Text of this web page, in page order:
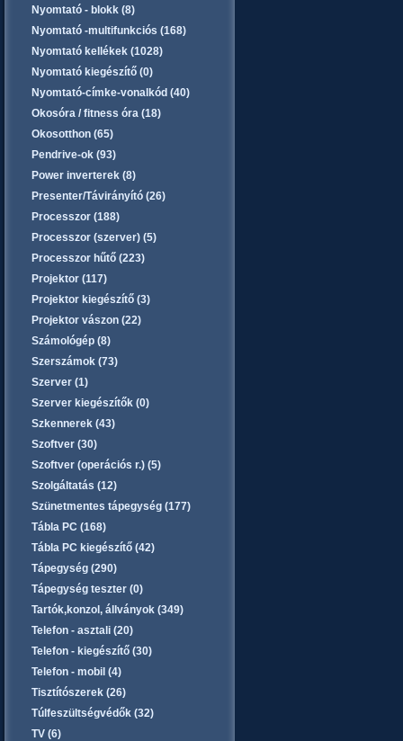
Nyomtató - blokk (8)
Nyomtató -multifunkciós (168)
Nyomtató kellékek (1028)
Nyomtató kiegészítő (0)
Nyomtató-címke-vonalkód (40)
Okosóra / fitness óra (18)
Okosotthon (65)
Pendrive-ok (93)
Power inverterek (8)
Presenter/Távirányító (26)
Processzor (188)
Processzor (szerver) (5)
Processzor hűtő (223)
Projektor (117)
Projektor kiegészítő (3)
Projektor vászon (22)
Számológép (8)
Szerszámok (73)
Szerver (1)
Szerver kiegészítők (0)
Szkennerek (43)
Szoftver (30)
Szoftver (operációs r.) (5)
Szolgáltatás (12)
Szünetmentes tápegység (177)
Tábla PC (168)
Tábla PC kiegészítő (42)
Tápegység (290)
Tápegység teszter (0)
Tartók,konzol, állványok (349)
Telefon - asztali (20)
Telefon - kiegészítő (30)
Telefon - mobil (4)
Tisztítószerek (26)
Túlfeszültségvédők (32)
TV (6)